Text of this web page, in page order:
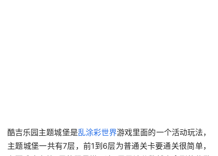
酷吉乐园主题城堡是乱涂彩世界游戏里面的一个活动玩法，
主题城堡一共有7层，前1到6层为普通关卡要通关很简单，